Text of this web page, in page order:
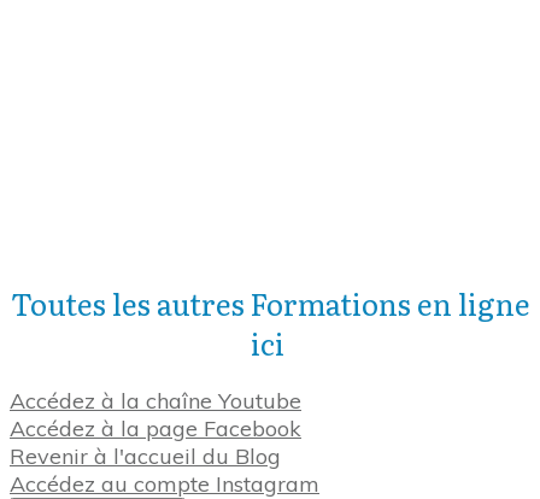
Toutes les autres Formations en ligne
ici
Accédez à la chaîne Youtube
Accédez à la page Facebook
Revenir à l'accueil du Blog
Accédez au compte Instagram